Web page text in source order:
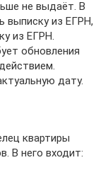
не выдаёт. В
выписку из ЕГРН,
из ЕГРН.
обновления
дату.
квартиры
В него входит: